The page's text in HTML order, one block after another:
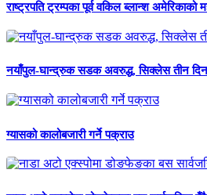
राष्ट्रपति ट्रम्पका पूर्व वकिल ब्लान्श अमेरिकाको
नयाँपुल-घान्द्रुक सडक अवरुद्ध, सिक्लेस तीन
ग्यासको कालोबजारी गर्ने पक्राउ